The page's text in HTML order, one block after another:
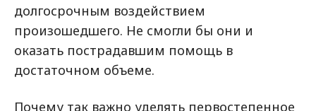
долгосрочным воздействием
произошедшего. Не смогли бы они и
оказать пострадавшим помощь в
достаточном объеме.
Почему так важно уделять первостепенное